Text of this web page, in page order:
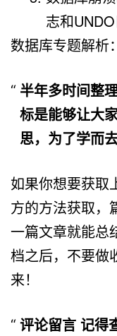
志和
数据库专题解析：
半年多时间整
标是能够让大
思，为了学而去
如果你想要获取
方的方法获取，
一篇文章就能总
档之后，不要做
来！
评论留言 记得